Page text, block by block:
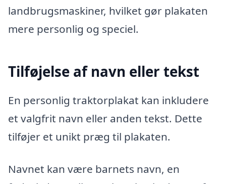
landbrugsmaskiner, hvilket gør plakaten
mere personlig og speciel.
Tilføjelse af navn eller tekst
En personlig traktorplakat kan inkludere
et valgfrit navn eller anden tekst. Dette
tilføjer et unikt præg til plakaten.
Navnet kan være barnets navn, en